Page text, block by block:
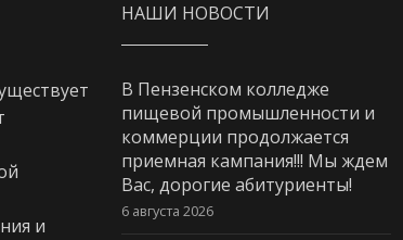
и
НАШИ НОВОСТИ
В Пензенском колледже
пищевой промышленности и
коммерции продолжается
приемная кампания!!! Мы ждем
Вас, дорогие абитуриенты!
6 августа 2026